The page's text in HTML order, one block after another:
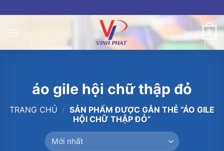
to
content
0
áo gile hội chữ thập đỏ
TRANG CHỦ / SẢN PHẨM ĐƯỢC GẮN THẺ “ÁO GILE
HỘI CHỮ THẬP ĐỎ”